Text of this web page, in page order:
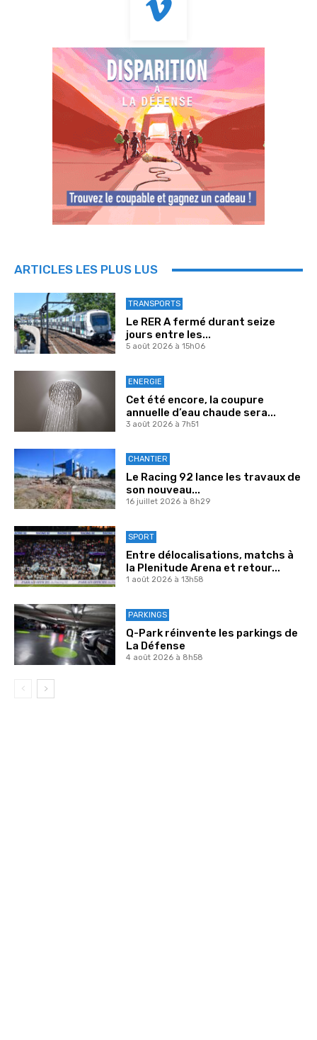
ARTICLES LES PLUS LUS
TRANSPORTS
Le RER A fermé durant seize
jours entre les...
5 août 2026 à 15h06
ENERGIE
Cet été encore, la coupure
annuelle d’eau chaude sera...
3 août 2026 à 7h51
CHANTIER
Le Racing 92 lance les travaux de
son nouveau...
16 juillet 2026 à 8h29
SPORT
Entre délocalisations, matchs à
la Plenitude Arena et retour...
1 août 2026 à 13h58
PARKINGS
Q-Park réinvente les parkings de
La Défense
4 août 2026 à 8h58